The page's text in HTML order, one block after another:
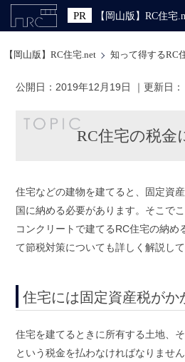
【岡山版】RC住宅
【岡山版】RC住宅.net 知って得するRC
公開日： 2019年12月19日 ｜更新日：
RC住宅の税金
住宅などの建物を建てると、固定資
国に納める必要があります。そこで
コンクリートで建てるRC住宅の納め
て節税対策についても詳しく解説し
住宅には固定資産税がか
住宅を建てるときに所有する土地、
という税金を払わなければなりませ